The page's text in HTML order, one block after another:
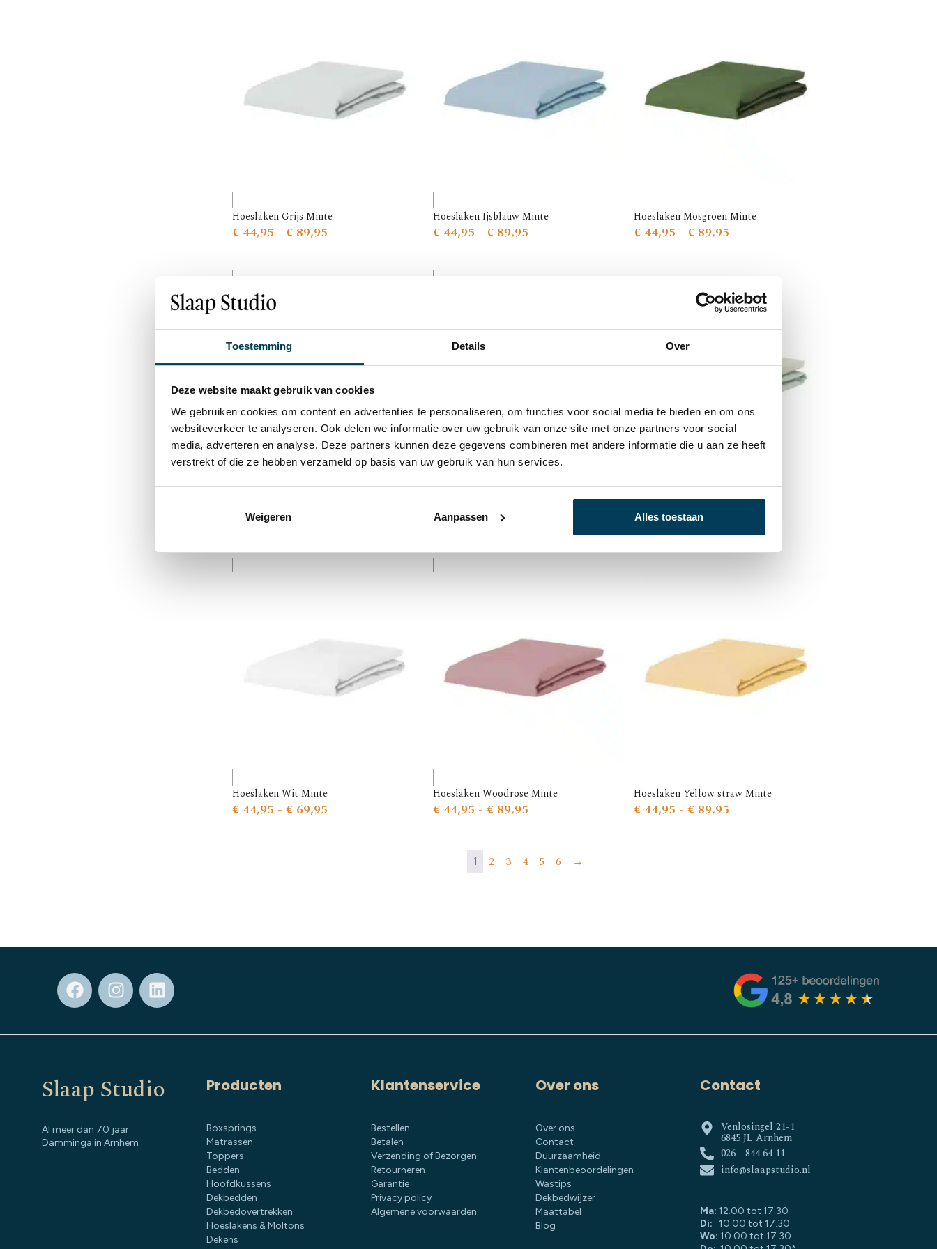
Toestemming Details Over
Deze website maakt gebruik van cookies
We gebruiken cookies om content en advertenties te personaliseren, om functies voor social media te bieden en om ons
websiteverkeer te analyseren. Ook delen we informatie over uw gebruik van onze site met onze partners voor social
media, adverteren en analyse. Deze partners kunnen deze gegevens combineren met andere informatie die u aan ze heeft
verstrekt of die ze hebben verzameld op basis van uw gebruik van hun services.
Weigeren Aanpassen Alles toestaan
Hoeslaken Grijs Minte
€44,95 - €89,95
Hoeslaken Ijsblauw Minte
€44,95 - €89,95
Hoeslaken Mosgroen Minte
€ 44,95 - € 89,95
44,95-€ €44,95-€ 89,95 €44,95-€89,95
Hoeslaken Wit Minte
€44,95 - €69,95
Hoeslaken Woodrose Minte
€44,95 - €89,95
Hoeslaken Yellow straw Minte
€ 44,95 - € 89,95
1 2 3 4 5 6 →
Slaap Studio
Al meer dan 70 jaar
Damminga in Arnhem
Producten
Boxsprings
Matrassen
Toppers
Bedden
Hoofdkussens
Dekbedden
Dekbedovertrekken
Hoeslakens & Moltons
Dekens
Klantenservice
Bestellen
Betalen
Verzending of Bezorgen
Retourneren
Garantie
Privacy policy
Algemene voorwaarden
Over ons
Over ons
Contact
Duurzaamheid
Klantenbeoordelingen
Wastips
Dekbedwijzer
Maattabel
Blog
Contact
Venlosingel 21-1
6845 JL Arnhem
026 - 844 64 11
info@slaapstudio.nl
Ma: 12.00 tot 17.30
Di: 10.00 tot 17.30
Wo: 10.00 tot 17.30